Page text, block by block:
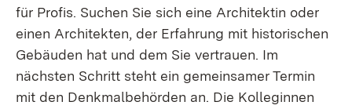
für Profis. Suchen Sie sich eine Architektin oder
einen Architekten, der Erfahrung mit historischen
Gebäuden hat und dem Sie vertrauen. Im
nächsten Schritt steht ein gemeinsamer Termin
mit den Denkmalbehörden an. Die Kolleginnen